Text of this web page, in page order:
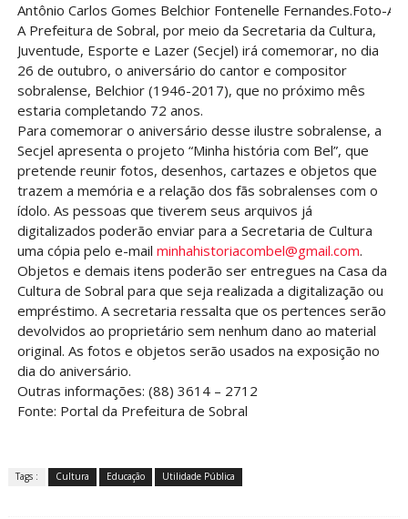
Antônio Carlos Gomes Belchior Fontenelle Fernandes.Foto-
A Prefeitura de Sobral, por meio da Secretaria da Cultura,
Juventude, Esporte e Lazer (Secjel) irá comemorar, no dia
26 de outubro, o aniversário do cantor e compositor
sobralense, Belchior (1946-2017), que no próximo mês
estaria completando 72 anos.
Para comemorar o aniversário desse ilustre sobralense, a
Secjel apresenta o projeto “Minha história com Bel”, que
pretende reunir fotos, desenhos, cartazes e objetos que
trazem a memória e a relação dos fãs sobralenses com o
ídolo. As pessoas que tiverem seus arquivos já
digitalizados poderão enviar para a Secretaria de Cultura
uma cópia pelo e-mail minhahistoriacombel@gmail.com.
Objetos e demais itens poderão ser entregues na Casa da
Cultura de Sobral para que seja realizada a digitalização ou
empréstimo. A secretaria ressalta que os pertences serão
devolvidos ao proprietário sem nenhum dano ao material
original. As fotos e objetos serão usados na exposição no
dia do aniversário.
Outras informações: (88) 3614 – 2712
Fonte: Portal da Prefeitura de Sobral
Tags : Cultura Educação Utilidade Pública